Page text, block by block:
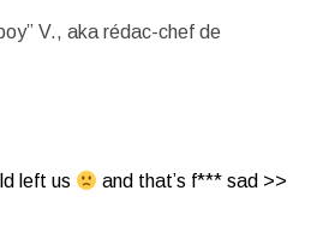
V., aka rédac-chef de
left us
and that’s f*** sad >>